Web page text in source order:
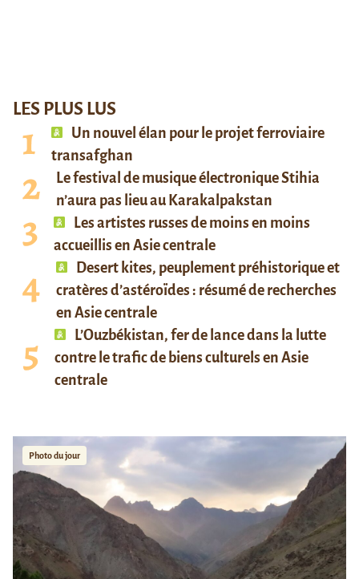
LES PLUS LUS
Un nouvel élan pour le projet ferroviaire
transafghan
Le festival de musique électronique Stihia
n’aura pas lieu au Karakalpakstan
Les artistes russes de moins en moins
accueillis en Asie centrale
Desert kites, peuplement préhistorique et
cratères d’astéroïdes : résumé de recherches
en Asie centrale
L’Ouzbékistan, fer de lance dans la lutte
contre le trafic de biens culturels en Asie
centrale
Photo du jour